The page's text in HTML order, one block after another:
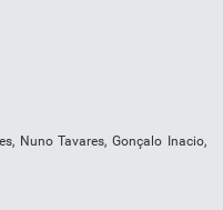
Nuno Tavares, Gonçalo Inacio,